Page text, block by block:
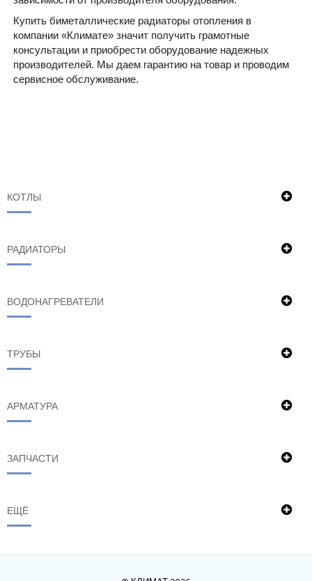
Купить биметаллические радиаторы отопления в
компании «Климате» значит получить грамотные
консультации и приобрести оборудование надежных
производителей. Мы даем гарантию на товар и проводим
сервисное обслуживание.
КОТЛЫ
РАДИАТОРЫ
ВОДОНАГРЕВАТЕЛИ
ТРУБЫ
АРМАТУРА
ЗАПЧАСТИ
ЕЩЁ